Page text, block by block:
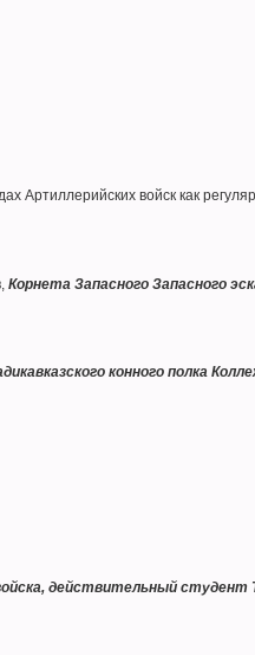
войск как
Корнета Запасного Запасного
конного полка
действительный студент